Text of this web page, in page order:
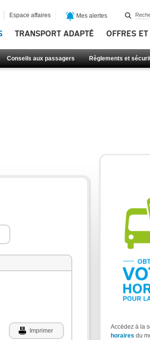
TRANSPORT ADAPTÉ OFFRES
Conseils aux passagers Règlements et
Espace affaires Mes alertes
Imprimer
Accédez à la
horaires du